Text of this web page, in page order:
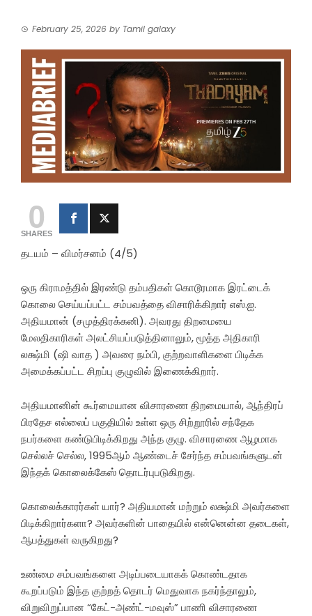
February 25, 2026 by Tamil galaxy
0
SHARES
தடயம் – விமர்சனம் (4/5)
ஒரு கிராமத்தில் இரண்டு தம்பதிகள் கொடூரமாக இரட்டைக்
கொலை செய்யப்பட்ட சம்பவத்தை விசாரிக்கிறார் எஸ்.ஐ.
அதியமான் (சமுத்திரக்கனி). அவரது திறமையை
மேலதிகாரிகள் அலட்சியப்படுத்தினாலும், மூத்த அதிகாரி
லக்ஷ்மி (ஷி வாத ) அவரை நம்பி, குற்றவாளிகளை பிடிக்க
அமைக்கப்பட்ட சிறப்பு குழுவில் இணைக்கிறார்.
அதியமானின் கூர்மையான விசாரணை திறமையால், ஆந்திரப்
பிரதேச எல்லைப் பகுதியில் உள்ள ஒரு சிற்றூரில் சந்தேக
நபர்களை கண்டுபிடிக்கிறது அந்த குழு. விசாரணை ஆழமாக
செல்லச் செல்ல, 1995ஆம் ஆண்டைச் சேர்ந்த சம்பவங்களுடன்
இந்தக் கொலைக்கேஸ் தொடர்புபடுகிறது.
கொலைக்காரர்கள் யார்? அதியமான் மற்றும் லக்ஷ்மி அவர்களை
பிடிக்கிறார்களா? அவர்களின் பாதையில் என்னென்ன தடைகள்,
ஆபத்துகள் வருகிறது?
உண்மை சம்பவங்களை அடிப்படையாகக் கொண்டதாக
கூறப்படும் இந்த குற்றத் தொடர் மெதுவாக நகர்ந்தாலும்,
விறுவிறுப்பான “கேட்-அண்ட்-மவுஸ்” பாணி விசாரணை